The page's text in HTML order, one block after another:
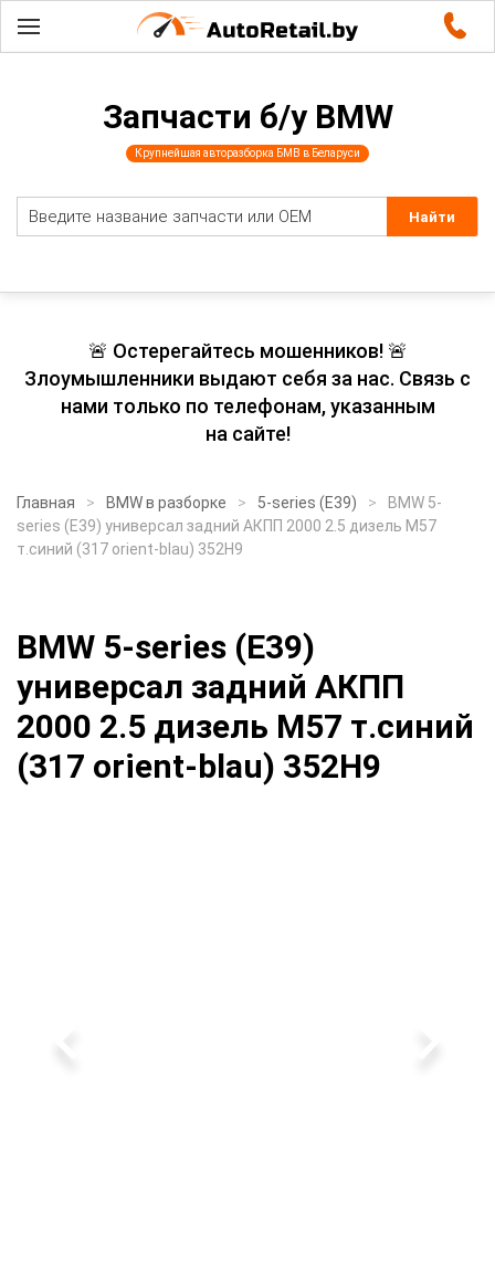
Запчасти б/у BMW
Крупнейшая авторазборка БМВ в Беларуси
🚨 Остерегайтесь мошенников! 🚨
Злоумышленники выдают себя за нас. Связь с
нами только по телефонам, указанным
на сайте!
Главная BMW в разборке 5-series (E39)
BMW 5-
series (E39) универсал задний АКПП 2000 2.5 дизель M57
т.синий (317 orient-blau) 352H9
BMW 5-series (E39)
универсал задний АКПП
2000 2.5 дизель M57 т.синий
(317 orient-blau) 352H9